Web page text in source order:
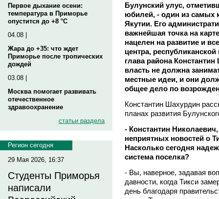
Первое дыхание осени:
температура в Приморье
опустится до +8 °C
04.08 |
Жара до +35: что ждет
Приморье после тропических
дождей
03.08 |
Москва помогает развивать
отечественное
здравоохранение
статьи раздела
Регион сегодня
29 Мая 2026, 16:37
Студенты Приморья
написали
Булунский улус,
юбилей, - один из самых
Якутии. Его
важнейшая точка на
нацелен на развитие и
центра,
глава района
власть не должна
местные идеи, и они
общее дело по
Константин Шахурдин
планах развития
- Константин
неприятных новостей о
Насколько сегодня
система поселка?
- Вы, наверное, задавая
давности, когда Тикси
день благодаря